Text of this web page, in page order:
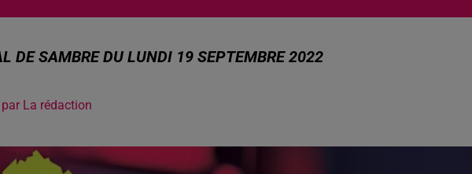
DE SAMBRE DU LUNDI 19 SEPTEMBRE 2022
La rédaction